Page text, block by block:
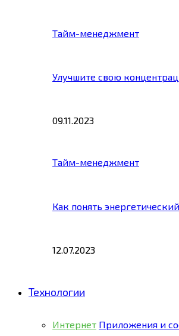
Тайм-менеджмент
Улучшите свою
09.11.2023
Тайм-менеджмент
Как понять
12.07.2023
Технологии
Интернет Приложения и